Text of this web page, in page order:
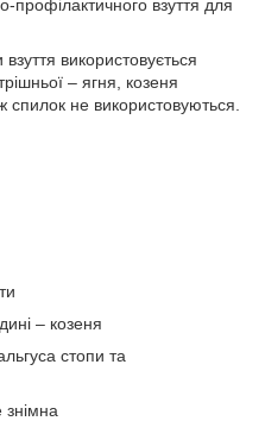
профілактичного взуття для
використовується
– ягня, козеня
не використовуються.
– козеня
стопи та
знімна